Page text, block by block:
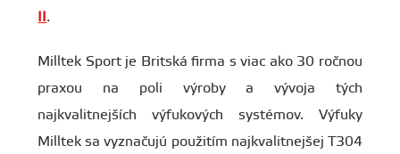
II.
Milltek Sport je Britská firma s viac ako 30 ročnou
praxou na poli výroby a vývoja tých
najkvalitnejších výfukových systémov. Výfuky
Milltek sa vyznačujú použitím najkvalitnejšej T304